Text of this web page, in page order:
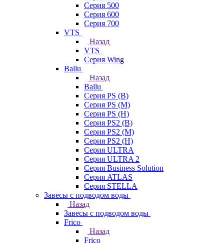
Серия 500
Серия 600
Серия 700
VTS
Назад
VTS
Серия Wing
Ballu
Назад
Ballu
Серия PS (B)
Серия PS (M)
Серия PS (H)
Серия PS2 (B)
Серия PS2 (M)
Серия PS2 (H)
Серия ULTRA
Серия ULTRA 2
Серия Business Solution
Серия ATLAS
Серия STELLA
Завесы с подводом воды
Назад
Завесы с подводом воды
Frico
Назад
Frico